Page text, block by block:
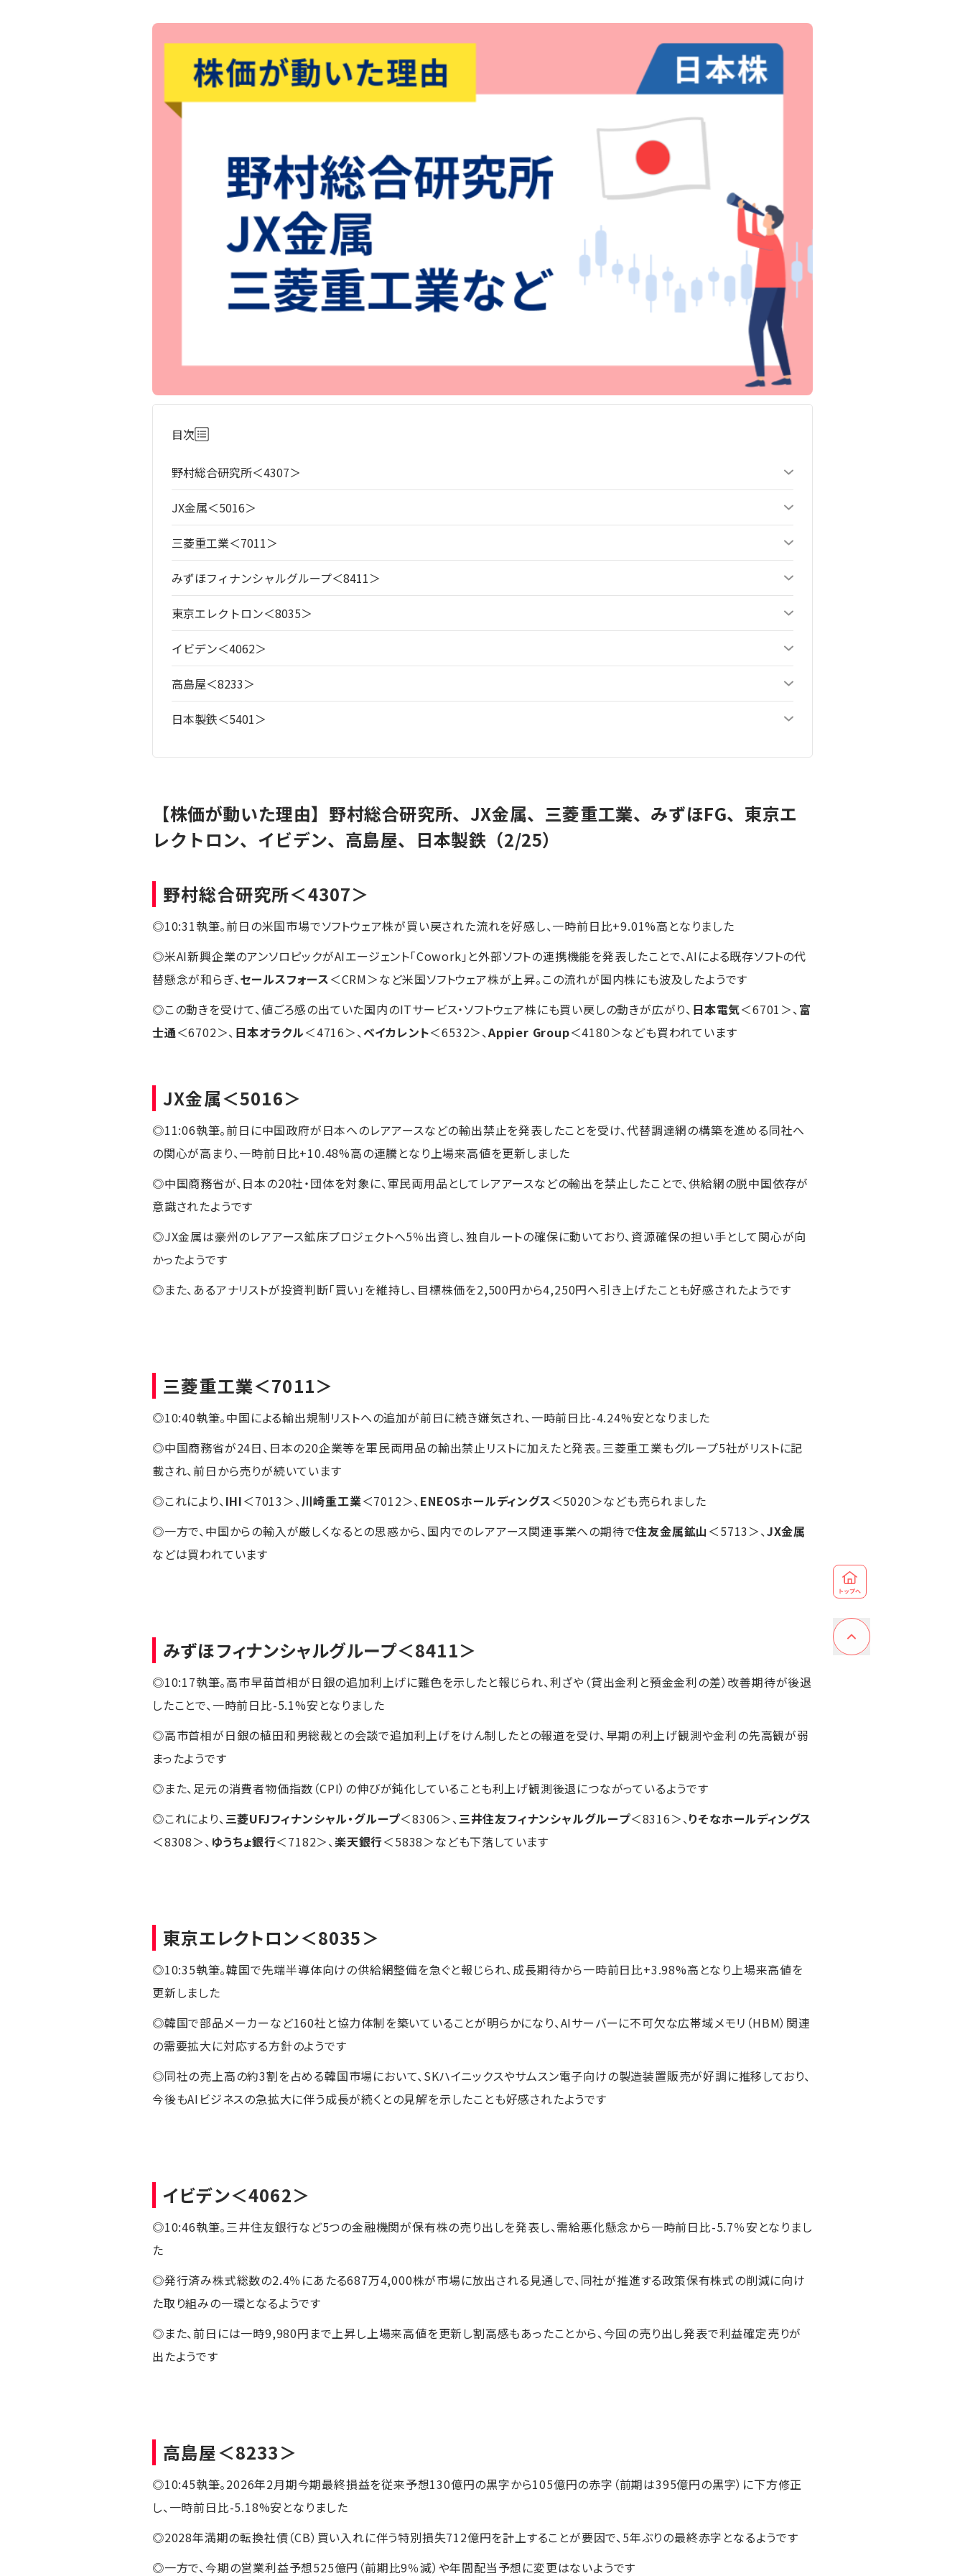
目次
野村総合研究所＜4307＞
JX金属＜5016＞
三菱重工業＜7011＞
みずほフィナンシャルグループ＜8411＞
東京エレクトロン＜8035＞
イビデン＜4062＞
高島屋＜8233＞
日本製鉄＜5401＞
【株価が動いた理由】野村総合研究所、JX金属、三菱重工業、みずほFG、東京エ
レクトロン、イビデン、高島屋、日本製鉄（2/25）
野村総合研究所＜4307＞
◎10:31執筆。前日の米国市場でソフトウェア株が買い戻された流れを好感し、一時前日比+9.01%高となりました
◎米AI新興企業のアンソロピックがAIエージェント「Cowork」と外部ソフトの連携機能を発表したことで、AIによる既存ソフトの代
替懸念が和らぎ、セールスフォース＜CRM＞など米国ソフトウェア株が上昇。この流れが国内株にも波及したようです
◎この動きを受けて、値ごろ感の出ていた国内のITサービス・ソフトウェア株にも買い戻しの動きが広がり、 日本電気＜6701＞、 富
士通＜6702＞、 日本オラクル＜4716＞、ベイカレント＜6532＞、Appier Group＜4180＞なども買われています
JX金属＜5016＞
◎11:06執筆。前日に中国政府が日本へのレアアースなどの輸出禁止を発表したことを受け、代替調達網の構築を進める同社へ
の関心が高まり、一時前日比+10.48%高の連騰となり上場来高値を更新しました
◎中国商務省が、日本の20社・団体を対象に、軍民両用品としてレアアースなどの輸出を禁止したことで、供給網の脱中国依存が
意識されたようです
◎JX金属は豪州のレアアース鉱床プロジェクトへ5％出資し、独自ルートの確保に動いており、資源確保の担い手として関心が向
かったようです
◎また、あるアナリストが投資判断「買い」を維持し、目標株価を2,500円から4,250円へ引き上げたことも好感されたようです
三菱重工業＜7011＞
◎10:40執筆。中国による輸出規制リストへの追加が前日に続き嫌気され、一時前日比-4.24%安となりました
◎中国商務省が24日、日本の20企業等を軍民両用品の輸出禁止リストに加えたと発表。三菱重工業もグループ5社がリストに記
載され、前日から売りが続いています
◎これにより、 IHI＜7013＞、 川崎重工業＜7012＞、 ENEOSホールディングス＜5020＞なども売られました
◎一方で、中国からの輸入が厳しくなるとの思惑から、国内でのレアアース関連事業への期待で住友金属鉱山 ＜5713＞、JX金属
などは買われています
みずほフィナンシャルグループ＜8411＞
◎10:17執筆。高市早苗首相が日銀の追加利上げに難色を示したと報じられ、利ざや（貸出金利と預金金利の差）改善期待が後退
したことで、一時前日比-5.1%安となりました
◎高市首相が日銀の植田和男総裁との会談で追加利上げをけん制したとの報道を受け、早期の利上げ観測や金利の先高観が弱
まったようです
◎また、足元の消費者物価指数（CPI）の伸びが鈍化していることも利上げ観測後退につながっているようです
◎これにより、 三菱UFJフィナンシャル・グループ＜8306＞、 三井住友フィナンシャルグループ＜8316＞、りそなホールディングス
＜8308＞、 ゆうちょ銀行＜7182＞、楽天銀行＜5838＞なども下落しています
東京エレクトロン＜8035＞
◎10:35執筆。韓国で先端半導体向けの供給網整備を急ぐと報じられ、成長期待から一時前日比+3.98%高となり上場来高値を
更新しました
◎韓国で部品メーカーなど160社と協力体制を築いていることが明らかになり、AIサーバーに不可欠な広帯域メモリ（HBM）関連
の需要拡大に対応する方針のようです
◎同社の売上高の約3割を占める韓国市場において、SKハイニックスやサムスン電子向けの製造装置販売が好調に推移しており、
今後もAIビジネスの急拡大に伴う成長が続くとの見解を示したことも好感されたようです
イビデン＜4062＞
◎10:46執筆。三井住友銀行など5つの金融機関が保有株の売り出しを発表し、需給悪化懸念から一時前日比-5.7％安となりまし
た
◎発行済み株式総数の2.4％にあたる687万4,000株が市場に放出される見通しで、同社が推進する政策保有株式の削減に向け
た取り組みの一環となるようです
◎また、前日には一時9,980円まで上昇し上場来高値を更新し割高感もあったことから、今回の売り出し発表で利益確定売りが
出たようです
高島屋＜8233＞
◎10:45執筆。2026年2月期今期最終損益を従来予想130億円の黒字から105億円の赤字（前期は395億円の黒字）に下方修正
し、一時前日比-5.18%安となりました
◎2028年満期の転換社債（CB）買い入れに伴う特別損失712億円を計上することが要因で、5年ぶりの最終赤字となるようです
◎一方で、今期の営業利益予想525億円（前期比9％減）や年間配当予想に変更はないようです